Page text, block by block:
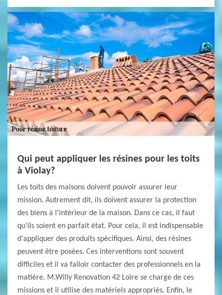
Qui peut appliquer les résines pour les toits
à Violay?
Les toits des maisons doivent pouvoir assurer leur
mission. Autrement dit, ils doivent assurer la protection
des biens à l'intérieur de la maison. Dans ce cas, il faut
qu'ils soient en parfait état. Pour cela, il est indispensable
d'appliquer des produits spécifiques. Ainsi, des résines
peuvent être posées. Ces interventions sont souvent
difficiles et il va falloir contacter des professionnels en la
matière. M.Willy Renovation 42 Loire se charge de ces
missions et il utilise des matériels appropriés. Enfin, le